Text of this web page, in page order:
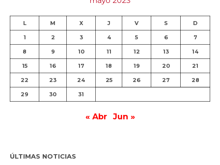
L M X J V S D
1 2 3 4 5 6 7
8 9 10 11 12 13 14
15 16 17 18 19 20 21
22 23 24 25 26 27 28
29 30 31
« Abr Jun »
ÚLTIMAS NOTICIAS